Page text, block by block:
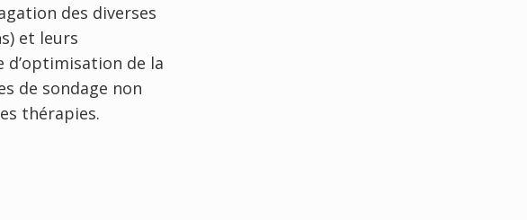
des diverses
et leurs
de la
de sondage non
thérapies.